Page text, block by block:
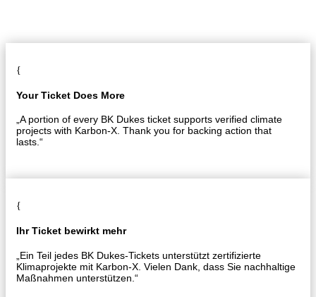
{
Your Ticket Does More
„A portion of every BK Dukes ticket supports verified climate
projects with Karbon-X. Thank you for backing action that
lasts.“
{
Ihr Ticket bewirkt mehr
„Ein Teil jedes BK Dukes-Tickets unterstützt zertifizierte
Klimaprojekte mit Karbon-X. Vielen Dank, dass Sie nachhaltige
Maßnahmen unterstützen.“